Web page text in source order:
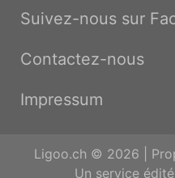
Suivez-nous sur
Contactez-nous
Impressum
Ligoo.ch © 2026 |
Un service